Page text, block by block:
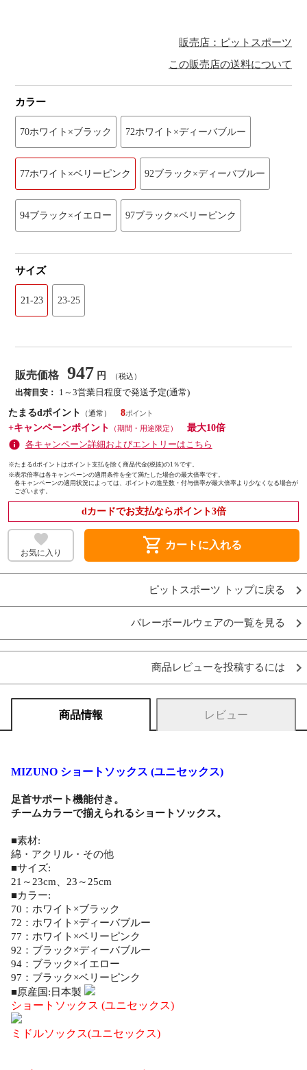
販売店：ピットスポーツ
この販売店の送料について
カラー
70ホワイト×ブラック 72ホワイト×ディーバブルー
77ホワイト×ベリーピンク 92ブラック×ディーバブルー
94ブラック×イエロー 97ブラック×ベリーピンク
サイズ
21-23 23-25
販売価格 947 円 （税込）
出荷目安：
1～3営業日程度で発送予定(通常)
たまるdポイント
（通常）
8
+キャンペーンポイント
（期間・用途限定）
最大10倍
各キャンペーン詳細およびエントリーはこちら
※たまるdポイントはポイント支払を除く商品代金(税抜)の1％です。
※表示倍率は各キャンペーンの適用条件を全て満たした場合の最大倍率です。
各キャンペーンの適用状況によっては、ポイントの進呈数・付与倍率が最大倍率より少なくなる場合が
ございます。
dカードでお支払ならポイント3倍
お気に入り shopping_cart カートに入れる
ピットスポーツ トップに戻る
バレーボールウェアの一覧を見る
商品レビューを投稿するには
商品情報 レビュー
MIZUNO ショートソックス (ユニセックス)
足首サポート機能付き。
チームカラーで揃えられるショートソックス。
■素材:
綿・アクリル・その他
■サイズ:
21～23cm、23～25cm
■カラー:
70：ホワイト×ブラック
72：ホワイト×ディーバブルー
77：ホワイト×ベリーピンク
92：ブラック×ディーバブルー
94：ブラック×イエロー
97：ブラック×ベリーピンク
■原産国:日本製
ショートソックス (ユニセックス)
ミドルソックス(ユニセックス)